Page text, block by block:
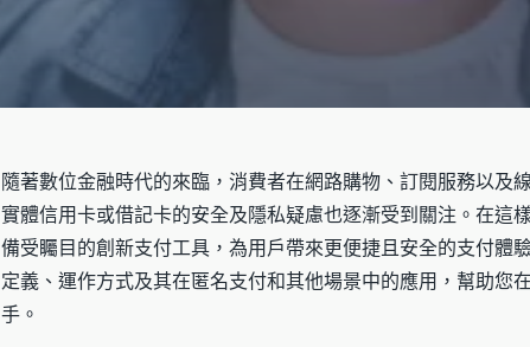
隨著數位金融時代的來臨，消費者在網路購物、訂閱服務以及
實體信用卡或借記卡的安全及隱私疑慮也逐漸受到關注。在這
備受矚目的創新支付工具，為用戶帶來更便捷且安全的支付體
定義、運作方式及其在匿名支付和其他場景中的應用，幫助您
手。